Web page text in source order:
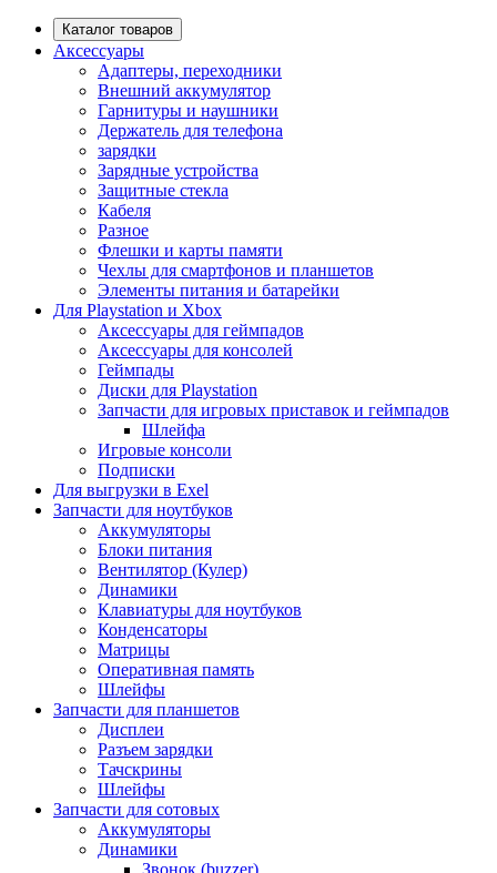
Каталог товаров
Аксессуары
Адаптеры, переходники
Внешний аккумулятор
Гарнитуры и наушники
Держатель для телефона
зарядки
Зарядные устройства
Защитные стекла
Кабеля
Разное
Флешки и карты памяти
Чехлы для смартфонов и планшетов
Элементы питания и батарейки
Для Playstation и Xbox
Аксессуары для геймпадов
Аксессуары для консолей
Геймпады
Диски для Playstation
Запчасти для игровых приставок и геймпадов
Шлейфа
Игровые консоли
Подписки
Для выгрузки в Exel
Запчасти для ноутбуков
Аккумуляторы
Блоки питания
Вентилятор (Кулер)
Динамики
Клавиатуры для ноутбуков
Конденсаторы
Матрицы
Оперативная память
Шлейфы
Запчасти для планшетов
Дисплеи
Разъем зарядки
Тачскрины
Шлейфы
Запчасти для сотовых
Аккумуляторы
Динамики
Звонок (buzzer)